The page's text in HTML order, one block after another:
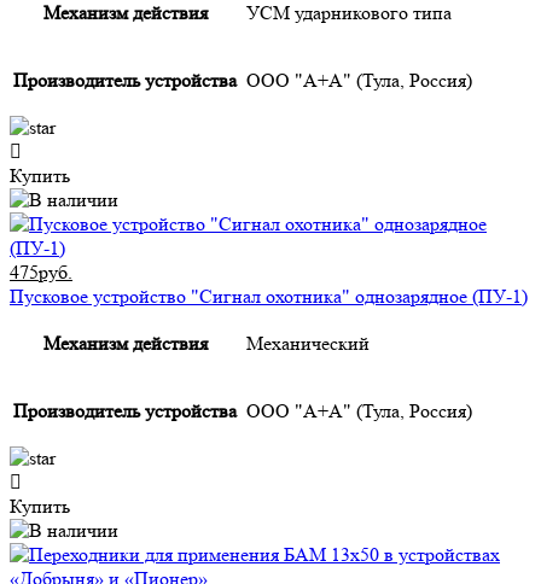
Механизм действия УСМ ударникового типа
Производитель устройства ООО "А+А" (Тула, Россия)
Купить
475руб.
Пусковое устройство "Сигнал охотника" однозарядное (ПУ-1)
Механизм действия Механический
Производитель устройства ООО "А+А" (Тула, Россия)
Купить